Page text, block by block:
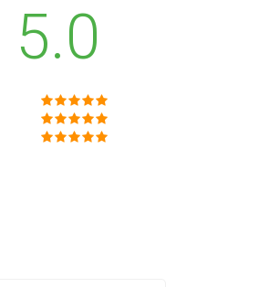
5.0